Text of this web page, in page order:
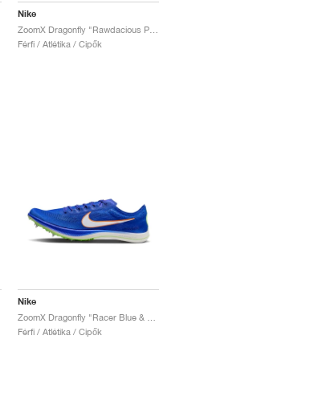
Nike
Férfi / Atlétika / Cipők
Nike
Férfi / Atlétika / Cipők